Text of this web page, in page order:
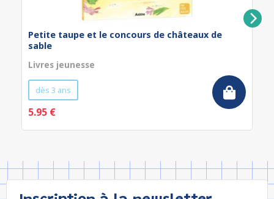
Petite taupe et le concours de châteaux de
sable
Livres jeunesse
dès 3 ans
5.95 €